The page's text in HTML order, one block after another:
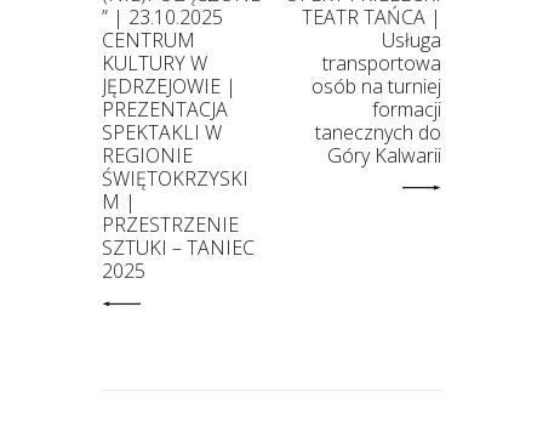
” | 23.10.2025
CENTRUM
KULTURY W
JĘDRZEJOWIE |
PREZENTACJA
SPEKTAKLI W
REGIONIE
ŚWIĘTOKRZYSKI
M |
PRZESTRZENIE
SZTUKI – TANIEC
2025
TEATR TAŃCA |
Usługa
transportowa
osób na turniej
formacji
tanecznych do
Góry Kalwarii